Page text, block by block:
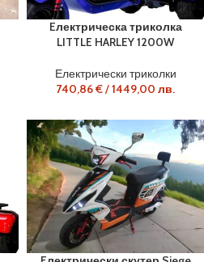
Eлектрическа триколка
LITTLE HARLEY 1200W
Електрически триколки
740,86€/1449,00 лв.